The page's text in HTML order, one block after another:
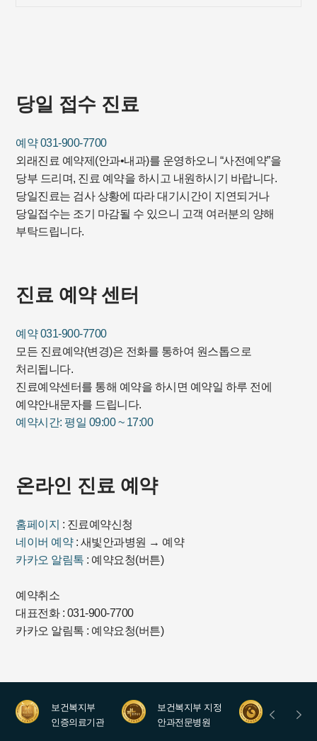
당일 접수 진료
예약 031-900-7700
외래진료 예약제(안과•내과)를 운영하오니 “사전예약”을
당부 드리며, 진료 예약을 하시고 내원하시기 바랍니다.
당일진료는 검사 상황에 따라 대기시간이 지연되거나
당일접수는 조기 마감될 수 있으니 고객 여러분의 양해
부탁드립니다.
진료 예약 센터
예약 031-900-7700
모든 진료예약(변경)은 전화를 통하여 원스톱으로
처리됩니다.
진료예약센터를 통해 예약을 하시면 예약일 하루 전에
예약안내문자를 드립니다.
예약시간: 평일 09:00 ~ 17:00
온라인 진료 예약
홈페이지 : 진료예약신청
네이버 예약: 새빛안과병원 → 예약
카카오 알림톡 : 예약요청(버튼)
예약취소
대표전화 : 031-900-7700
카카오 알림톡 : 예약요청(버튼)
보건복지부
인증의료기관
보건복지부 지정
안과전문병원
수련병원